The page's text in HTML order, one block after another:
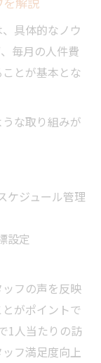
具体的なノウ
毎月の人件費
とが基本とな
な取り組みが
ケジュール管理
設定
フの声を反映
がポイントで
1人当たりの訪
フ満足度向上